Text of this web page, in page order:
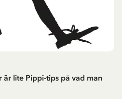
är lite Pippi-tips på vad man